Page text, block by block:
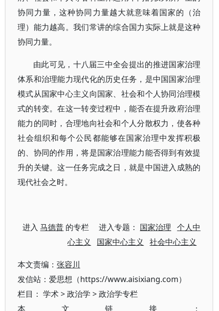
协同力量，这种协同力量越大就意味着国家的（治
理）能力越高。我们常讲的综合国力实际上就是这种
协同力量。
由此可见，十八届三中全会提出的推进国家治理
体系和治理能力现代化的历史任务，是中国国家治理
模式从国家中心主义向国家、社会和个人协同治理模
式的转变。在这一转变过程中，能否在提升政府治理
能力的同时，合理地向社会和个人分散权力，使各种
社会组织和每个公民都能够在国家治理中发挥积极
的、协同的作用，将是国家治理能力能否得到有效提
升的关键。这一任务完成之日，就是中国进入成熟的
现代社会之时。
进入马德普 的专栏 进入专题： 国家治理
个人中
心主义
国家中心主义 社会中心主义
本文责编： 张容川
发信站：爱思想（https://www.aisixiang.com）
栏目： 学术>政治学 >政治学专栏
本文链接：